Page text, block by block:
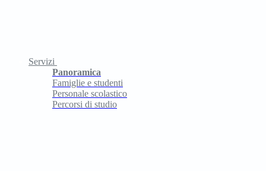
Servizi
Panoramica
Famiglie e studenti
Personale scolastico
Percorsi di studio